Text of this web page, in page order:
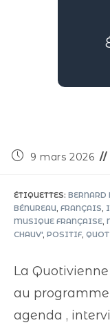
9 mars 2026
ÉTIQUETTES:
BÉNUREAU FRANÇAIS
MUSIQUE FRANÇAISE
CHAUV' POSITIF
La
au
agenda ,